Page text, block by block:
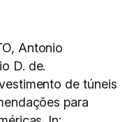
Antonio
D. de.
de túneis
para